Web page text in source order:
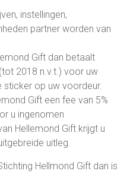
instellingen,
partner worden van
Gift dan betaalt
2018 n.v.t.) voor uw
op uw voordeur.
Gift een fee van 5%
u ingenomen
Hellemond Gift krijgt u
uitleg.
Hellmond Gift dan is